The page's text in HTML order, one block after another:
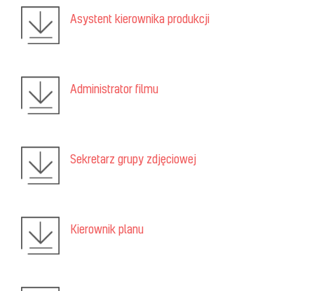
Asystent kierownika produkcji
Administrator filmu
Sekretarz grupy zdjęciowej
Kierownik planu